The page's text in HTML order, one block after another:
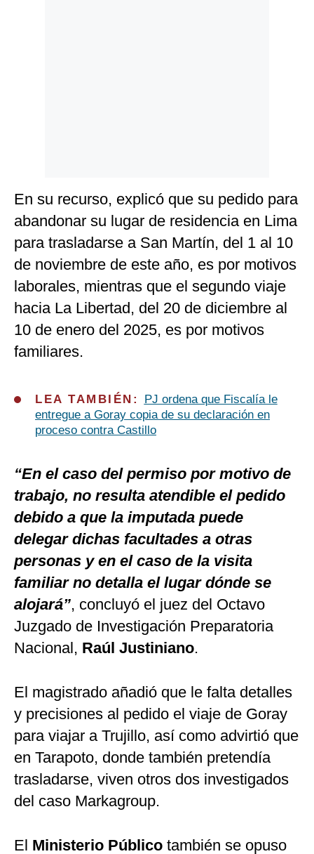
En su recurso, explicó que su pedido para
abandonar su lugar de residencia en Lima
para trasladarse a San Martín, del 1 al 10
de noviembre de este año, es por motivos
laborales, mientras que el segundo viaje
hacia La Libertad, del 20 de diciembre al
10 de enero del 2025, es por motivos
familiares.
LEA TAMBIÉN:
PJ ordena que Fiscalía le
entregue a Goray copia de su declaración en
proceso contra Castillo
“En el caso del permiso por motivo de
trabajo, no resulta atendible el pedido
debido a que la imputada puede
delegar dichas facultades a otras
personas y en el caso de la visita
familiar no detalla el lugar dónde se
alojará”, concluyó el juez del Octavo
Juzgado de Investigación Preparatoria
Nacional, Raúl Justiniano.
El magistrado añadió que le falta detalles
y precisiones al pedido el viaje de Goray
para viajar a Trujillo, así como advirtió que
en Tarapoto, donde también pretendía
trasladarse, viven otros dos investigados
del caso Markagroup.
El Ministerio Público también se opuso